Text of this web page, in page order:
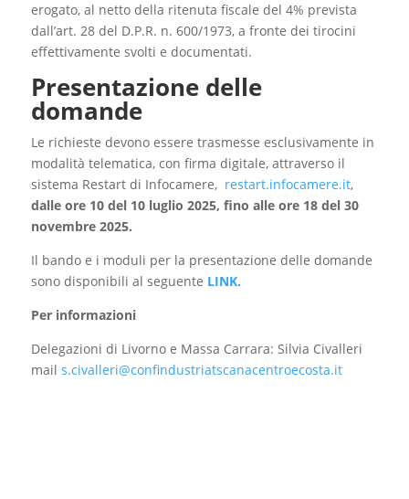
erogato, al netto della ritenuta fiscale del 4% prevista
dall’art. 28 del D.P.R. n. 600/1973, a fronte dei tirocini
effettivamente svolti e documentati.
Presentazione delle
domande
Le richieste devono essere trasmesse esclusivamente in
modalità telematica, con firma digitale, attraverso il
sistema Restart di Infocamere, restart.infocamere.it,
dalle ore 10 del 10 luglio 2025, fino alle ore 18 del 30
novembre 2025.
Il bando e i moduli per la presentazione delle domande
sono disponibili al seguente LINK.
Per informazioni
Delegazioni di Livorno e Massa Carrara: Silvia Civalleri
mail s.civalleri@confindustriatscanacentroecosta.it